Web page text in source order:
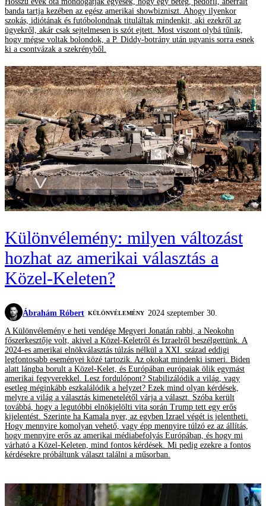
banda tartja kezében az egész amerikai showbizniszt. Ahogy ilyenkor
szokás, idiótának és futóbolondnak tituláltak mindenkit, aki ezekről az
ügyekről, akár csak sejtelmesen is szót ejtett. Most viszont olybá tűnik,
hogy mégse voltak bolondok, a P. Diddy-botrány után ugyanis sorra esnek
ki a csontvázak a szekrényből.
Különvélemény: milyen változást
hozhat az amerikai választás a
Közel-Keleten?
Ábrahám Róbert KÜLÖNVÉLEMÉNY 2024 szeptember 30.
A Különvélemény e heti vendége Megyeri Jonatán rabbi, a Neokohn
főszerkesztője volt, akivel a Közel-Keletről és Izraelről beszélgettünk. A
2024-es amerikai elnökválasztás túlzás nélkül a XXI. század eddigi
legfontosabb eseményei közé tartozik. Az okokat mindenki ismeri. Biden
alatt lángba borult a Közel-Kelet, és Európában európaiak ölik egymást
amerikai fegyverekkel. Lesz fordulópont? Stabilizálódik a világ, vagy
esetleg méginkább eszkalálódik a helyzet? Ezek mind olyan kérdések,
melyre a világ a választás kimenetelétől várja a választ. Szóba került
továbbá, hogy a legutóbbi elnökjelölti vita során Trump tett egy erős
kijelentést. Szerinte ha Kamala nyer, az egyben Izrael végét is jelentheti.
Hogy mennyire komolyan vehető, vagy épp mennyire túlzó ez az állítás,
hogy mennyire erős az amerikai médiabefolyás Európában, és hogy mi
várható a Közel-Keleten, mind fontos kérdések. Mi pedig ezekre a fontos
kérdésekre próbáltunk választ találni a műsorban.